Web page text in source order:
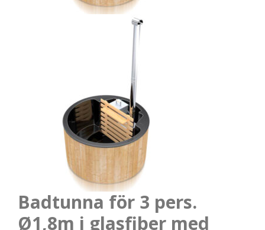
Badtunna för 3 pers.
Ø1,8m i glasfiber med